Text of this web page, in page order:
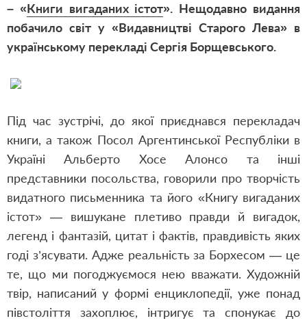
– «Книги вигаданих істот». Нещодавно видання
побачило світ у «Видавництві Старого Лева» в
українському перекладі Сергія Борщевського.
Під час зустрічі, до якої приєднався перекладач
книги, а також Посол Аргентинської Республіки в
Україні Альберто Хосе Алонсо та інші
представники посольства, говорили про творчість
видатного письменника та його «Книгу вигаданих
істот» — вишукане плетиво правди й вигадок,
легенд і фантазій, цитат і фактів, правдивість яких
годі з’ясувати. Адже реальність за Борхесом — це
те, що ми погоджуємося нею вважати. Художній
твір, написаний у формі енциклопедії, уже понад
півстоліття захоплює, інтригує та спонукає до